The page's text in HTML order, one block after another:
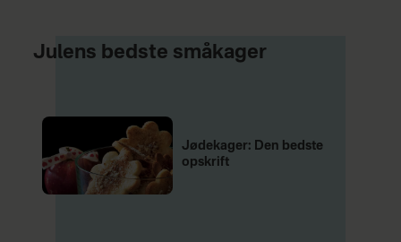
Julens bedste småkager
Jødekager: Den bedste
opskrift